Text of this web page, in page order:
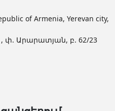
of Armenia, Yerevan city,
փ. Արարատյան, բ. 62/23